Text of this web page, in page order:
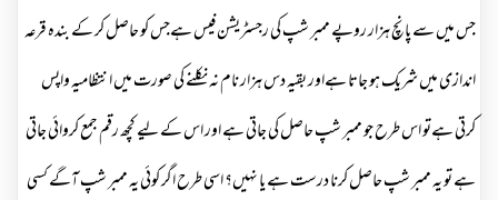
جس میں سے پانچ ہزار روپے ممبر شپ کی رجسٹریشن فیس ہےجس کو حاصل کر کے بندہ قرعہ
اندازی میں شریک ہو جاتا ہےاور بقیہ دس ہزار نام نہ نکلنے کی صورت میں انتظامیہ واپس
کرتی ہےتو اس طرح جو ممبر شپ حاصل کی جاتی ہے اور اس کے لیے کچھ رقم جمع کروائی جاتی
ہے تو یہ ممبر شپ حاصل کرنا درست ہے یا نہیں؟ اسی طرح اگر کوئی یہ ممبر شپ آگے کسی